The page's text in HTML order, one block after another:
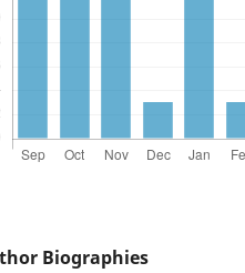
Biographies